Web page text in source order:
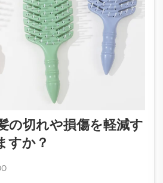
の切れや損傷を軽減す
すか？